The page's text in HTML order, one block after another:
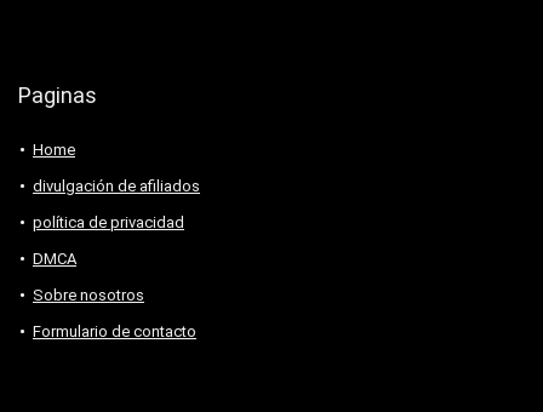
Paginas
Home
divulgación de afiliados
política de privacidad
DMCA
Sobre nosotros
Formulario de contacto